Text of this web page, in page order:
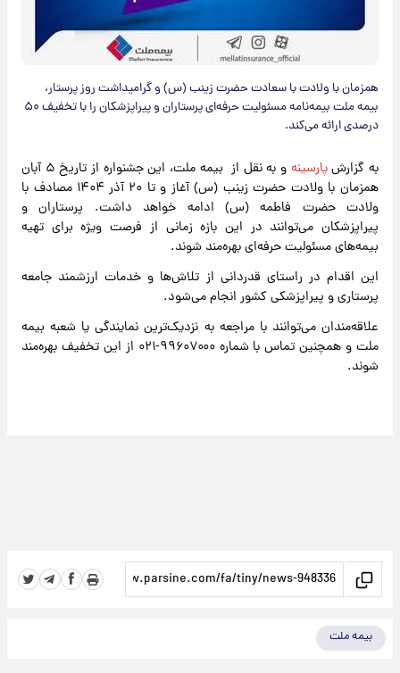
​همزمان با ولادت با سعادت حضرت زینب (س) و گرامیداشت روز پرستار،
بیمه ملت بیمه‌نامه مسئولیت حرفه‌ای پرستاران و پیراپزشکان را با تخفیف ۵۰
درصدی ارائه می‌کند.
به گزارشپارسینه
و به نقل از بیمه ملت، این جشنواره از تاریخ ۵ آبان
همزمان با ولادت حضرت زینب (س) آغاز و تا ۲۰ آذر ۱۴۰۴ مصادف با
ولادت حضرت فاطمه (س) ادامه خواهد داشت. پرستاران و
پیراپزشکان می‌توانند در این بازه زمانی از فرصت ویژه برای تهیه
بیمه‌های مسئولیت حرفه‌ای بهره‌مند شوند.
این اقدام در راستای قدردانی از تلاش‌ها و خدمات ارزشمند جامعه
پرستاری و پیراپزشکی کشور انجام می‌شود.
علاقه‌مندان می‌توانند با مراجعه به نزدیک‌ترین نمایندگی یا شعبه بیمه
ملت و همچنین تماس با شماره ۹۹۶۰۷۰۰۰-۰۲۱ از این تخفیف بهره‌مند
شوند.
بیمه ملت